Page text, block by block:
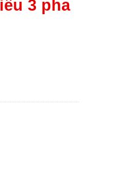
3 pha